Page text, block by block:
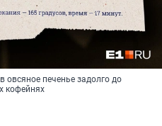
печенье задолго до
кофейнях